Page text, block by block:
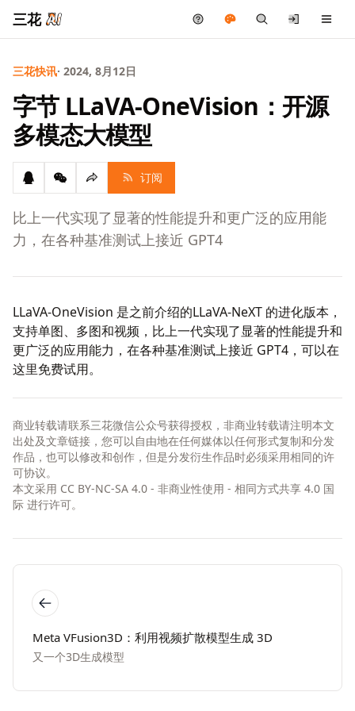
三花
三花快讯· 2024, 8月12日
字节 LLaVA-OneVision：开源
多模态大模型
订阅
比上一代实现了显著的性能提升和更广泛的应用能
力，在各种基准测试上接近 GPT4
LLaVA-OneVision 是之前介绍的LLaVA-NeXT 的进化版本，
支持单图、多图和视频，比上一代实现了显著的性能提升和
更广泛的应用能力，在各种基准测试上接近 GPT4，可以在
这里免费试用。
商业转载请联系三花微信公众号获得授权，非商业转载请注明本文
出处及文章链接，您可以自由地在任何媒体以任何形式复制和分发
作品，也可以修改和创作，但是分发衍生作品时必须采用相同的许
可协议。
本文采用 CC BY-NC-SA 4.0 - 非商业性使用 - 相同方式共享 4.0 国
际 进行许可。
Meta VFusion3D：利用视频扩散模型生成 3D
又一个3D生成模型